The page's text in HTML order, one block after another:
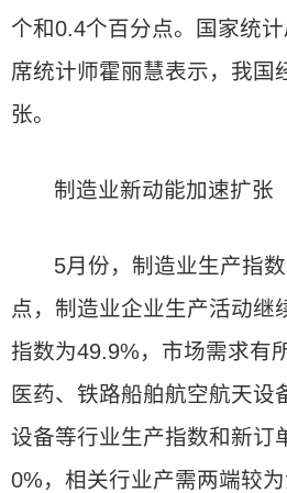
个和0.4个百分点。国家统
席统计师霍丽慧表示，我国
张。
制造业新动能加速扩张
5月份，制造业生产指
点，制造业企业生产活动继
指数为49.9%，市场需求有
医药、铁路船舶航空航天设
设备等行业生产指数和新订
0%，相关行业产需两端较